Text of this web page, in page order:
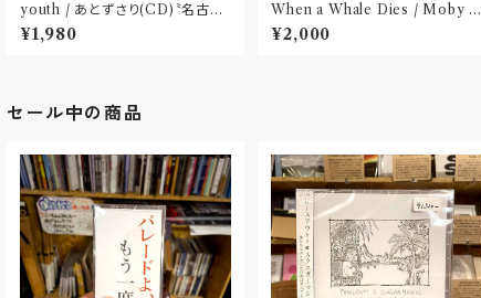
youth / あとずさり(CD)〝名古
屋〟
¥1,980
When a Whale Dies / Moby D
ick(CD)
¥2,000
セール中の商品